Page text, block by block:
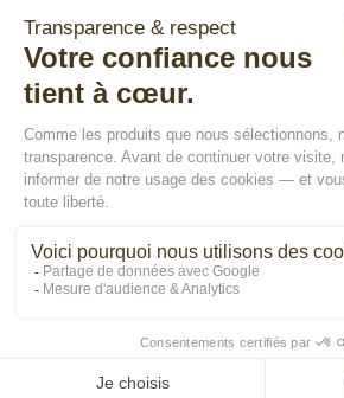
ACCÈS VENDEURS
CONTACTEZ-
SE CONNECTER
Rejoindre la communauté :
vous assurer une utilisation optimale de notre
statistiques de visite, vous proposer des